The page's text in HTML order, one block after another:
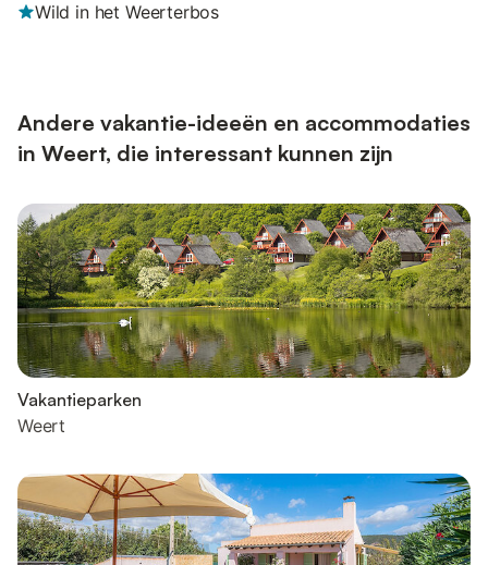
Wild in het Weerterbos
Andere vakantie-ideeën en accommodaties
in Weert, die interessant kunnen zijn
Vakantieparken
Weert